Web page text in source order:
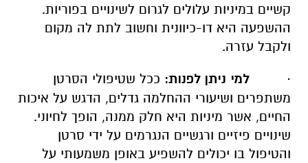
קשיים במיניות עלולים לגרום לשינויים בפוריות.
ההשפעה היא דו-כיוונית וחשוב לתת לה מקום
ולקבל עזרה.
· למי ניתן לפנות: ככל שטיפולי הסרטן
משתפרים ושיעורי ההחלמה גדלים, הדגש על איכות
החיים, אשר מיניות היא חלק ממנה, הופך לחיוני.
שינויים פיזיים ורגשיים הנגרמים על ידי סרטן
והטיפול בו יכולים להשפיע באופן משמעותי על